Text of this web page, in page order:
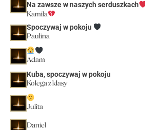
Na zawsze w naszych serduszkach
Kamila
Spoczywaj w pokoju
Paulina
Adam
Kuba, spoczywaj w pokoju
Kolega z klasy
Julita
Daniel